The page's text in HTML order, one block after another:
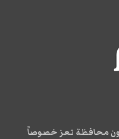
محافظة تعز خصوصاً